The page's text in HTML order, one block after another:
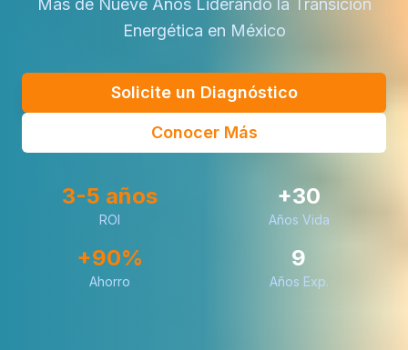
Energética en México
Solicite un Diagnóstico
Conocer Más
3-5 años
ROI
+30
Años Vida
+90%
Ahorro
9
Años Exp.